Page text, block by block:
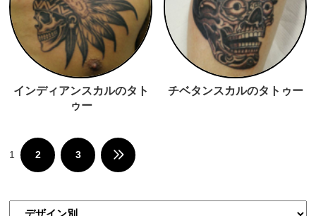
インディアンスカルのタト
ゥー
チベタンスカルのタトゥー
1 2 3